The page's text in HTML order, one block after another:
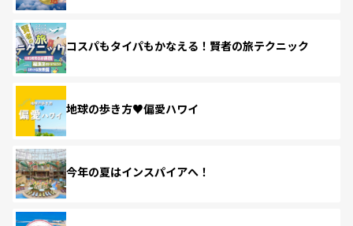
コスパもタイパもかなえる！賢者の旅テクニック
地球の歩き方♥偏愛ハワイ
今年の夏はインスパイアへ！